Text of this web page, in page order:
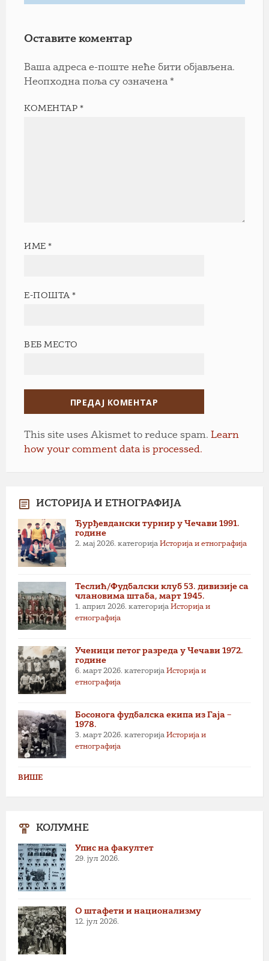
Оставите коментар
Ваша адреса е-поште неће бити објављена.
Неопходна поља су означена *
КОМЕНТАР*
ИМЕ*
Е-ПОШТА*
ВЕБ МЕСТО
This site uses Akismet to reduce spam. Learn
how your comment data is processed.
ИСТОРИЈА И ЕТНОГРАФИЈА
Ђурђевдански турнир у Чечави 1991.
године
2. мај 2026. категорија Историја и етнографија
Теслић/Фудбалски клуб 53. дивизије са
члановима штаба, март 1945.
1. април 2026. категорија Историја и
етнографија
Ученици петог разреда у Чечави 1972.
године
6. март 2026. категорија Историја и
етнографија
Босонога фудбалска екипа из Гаја –
1978.
3. март 2026. категорија Историја и
етнографија
ВИШЕ
КОЛУМНЕ
Упис на факултет
29. јул 2026.
О штафети и национализму
12. јул 2026.